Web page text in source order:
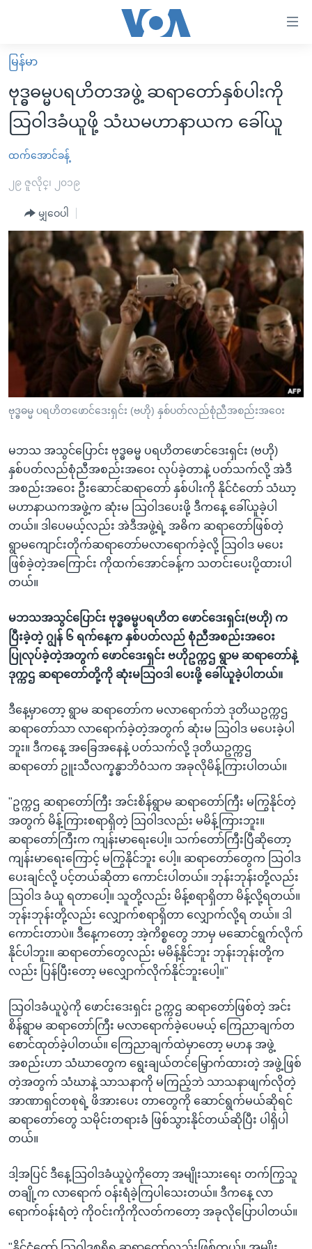
လွယ်ကူ
စေ
သည့်
Link
များ
ပင်မ
ကျော်
ကြည့်
ညွန်း
စာမျက်နှာ
ကြည့်
ရှာဖွေ
ရန်
နေရာ
သို့
ကျော်
ရန်
မူလစာမျက်နှာ
မြန်မာ
ကမ္ဘာ့သတင်းများ
နိုင်ငံတကာ
အစ္စရေး-ပါလက်စတိုင်း
ဗွီဒီယို
အင်္ဂလိပ်စာလေ့လာမယ်
အမေရိကန်သုံးအီဒီယံ
မကြေးမုံရဲ့ အင်္ဂလိပ်စာ
ရုပ်ရှင်ထဲက အင်္ဂလိပ်စာ
သုတပဒေသာ အင်္ဂလိပ်စာ
အပတ်စဉ်ကဏ္ဍများ
ရေဒီယို
တီဗွီ
ရေဒီယိုနှင့်ရုပ်သံ အချက်အလက်များ
ရေဒီယို/တီဗွီအစီအစဉ်
Learning English
ဗွီအိုအေ လူမှုကွန်ယက်များ
ဘာသာစကားများ
မြန်မာ
ဗုဒ္ဓဓမ္မပရဟိတအဖွဲ့ ဆရာတော်နှစ်ပါးကို
သြဝါဒခံယူဖို့ သံဃမဟာနာယက ခေါ်ယူ
ထက်အောင်ခန့်
၂၉ ဇူလိုင္၊ ၂၀၁၉
မျှဝေပါ
ဗုဒ္ဓဓမ္မ ပရဟိတဖောင်ဒေးရှင်း (ဗဟို) နှစ်ပတ်လည်စုံညီအစည်းအဝေး
မဘသ အသွင်ပြောင်း ဗုဒ္ဓဓမ္မ ပရဟိတဖောင်ဒေးရှင်း (ဗဟို)
နှစ်ပတ်လည်စုံညီအစည်းအဝေး လုပ်ခဲ့တာနဲ့ ပတ်သက်လို့ အဲဒီ
အစည်းအဝေး ဦးဆောင်ဆရာတော် နှစ်ပါးကို နိုင်ငံတော် သံဃာ့
မဟာနာယကအဖွဲ့က ဆုံးမ သြဝါဒပေးဖို့ ဒီကနေ့ ခေါ်ယူခဲ့ပါ
တယ်။ ဒါပေမယ့်လည်း အဲဒီအဖွဲ့ရဲ့ အဓိက ဆရာတော်ဖြစ်တဲ့
ရွာမကျောင်းတိုက်ဆရာတော်မလာရောက်ခဲ့လို့ သြဝါဒ မပေး
ဖြစ်ခဲ့တဲ့အကြောင်း ကိုထက်အောင်ခန့်က သတင်းပေးပို့ထားပါ
တယ်။
မဘသအသွင်ပြောင်း ဗုဒ္ဓဓမ္မပရဟိတ ဖောင်ဒေးရှင်း(ဗဟို) က
ပြီးခဲ့တဲ့ ဂျွန် ၆ ရက်နေ့က နှစ်ပတ်လည် စုံညီအစည်းအဝေး
ပြုလုပ်ခဲ့တဲ့အတွက် ဖောင်ဒေးရှင်း ဗဟိုဥက္ကဌ ရွာမ ဆရာတော်နဲ့
ဒုက္ကဌ ဆရာတော်တို့ကို ဆုံးမသြဝဒါ ပေးဖို့ ခေါ်ယူခဲ့ပါတယ်။
ဒီနေ့မှာတော့ ရွာမ ဆရာတော်က မလာရောက်ဘဲ ဒုတိယဥက္ကဌ
ဆရာတော်သာ လာရောက်ခဲ့တဲ့အတွက် ဆုံးမ သြဝါဒ မပေးခဲ့ပါ
ဘူး။ ဒီကနေ့ အခြေအနေနဲ့ ပတ်သက်လို့ ဒုတိယဥက္ကဌ
ဆရာတော် ဥူးသီလက္နန္ဓာဘိဝံသက အခုလိုမိန့်ကြားပါတယ်။
"ဥက္ကဌ ဆရာတော်ကြီး အင်းစိန်ရွာမ ဆရာတော်ကြီး မကြွနိုင်တဲ့
အတွက် မိန့်ကြားစရာရှိတဲ့ သြဝါဒလည်း မမိန့်ကြားဘူး။
ဆရာတော်ကြီးက ကျန်းမာရေးပေါ့။ သက်တော်ကြီးပြီဆိုတော့
ကျန်းမာရေးကြောင့် မကြွနိုင်ဘူး ပေါ့။ ဆရာတော်တွေက သြဝါဒ
ပေးချင်လို့ ပင့်တယ်ဆိုတာ ကောင်းပါတယ်။ ဘုန်းဘုန်းတို့လည်း
သြဝါဒ ခံယူ ရတာပေါ့။ သူတို့လည်း မိန့်စရာရှိတာ မိန့်လို့ရတယ်။
ဘုန်းဘုန်းတို့လည်း လျှောက်စရာရှိတာ လျှောက်လို့ရ တယ်။ ဒါ
ကောင်းတာပဲ။ ဒီနေ့ကတော့ အဲ့ကိစ္စတွေ ဘာမှ မဆောင်ရွက်လိုက်
နိုင်ပါဘူး။ ဆရာတော်တွေလည်း မမိန့်နိုင်ဘူး ဘုန်းဘုန်းတို့က
လည်း ပြန်ပြီးတော့ မလျှောက်လိုက်နိုင်ဘူးပေါ့။"
သြဝါဒခံယူပွဲကို ဖောင်းဒေးရှင်း ဥက္ကဌ ဆရာတော်ဖြစ်တဲ့ အင်း
စိန်ရွာမ ဆရာတော်ကြီး မလာရောက်ခဲ့ပေမယ့် ကြေညာချက်တ
စောင်ထုတ်ခဲ့ပါတယ်။ ကြေညာချက်ထဲမှာတော့ မဟန အဖွဲ့
အစည်းဟာ သံဃာတွေက ရွေးချယ်တင်မြှောက်ထားတဲ့ အဖွဲ့ဖြစ်
တဲ့အတွက် သံဃာနဲ့ သာသနာကို မကြည့်ဘဲ သာသနာဖျက်လိုတဲ့
အာဏာရှင်တစုရဲ့ ဖိအားပေး တာတွေကို ဆောင်ရွက်မယ်ဆိုရင်
ဆရာတော်တွေ သမိုင်းတရားခံ ဖြစ်သွားနိုင်တယ်ဆိုပြီး ပါရှိပါ
တယ်။
ဒါ့အပြင် ဒီနေ့သြဝါဒခံယူပွဲကိုတော့ အမျိုးသားရေး တက်ကြွသူ
တချို့က လာရောက် ဝန်းရံခဲ့ကြပါသေးတယ်။ ဒီကနေ့ လာ
ရောက်ဝန်းရံတဲ့ ကိုဝင်းကိုကိုလတ်ကတော့ အခုလိုပြောပါတယ်။